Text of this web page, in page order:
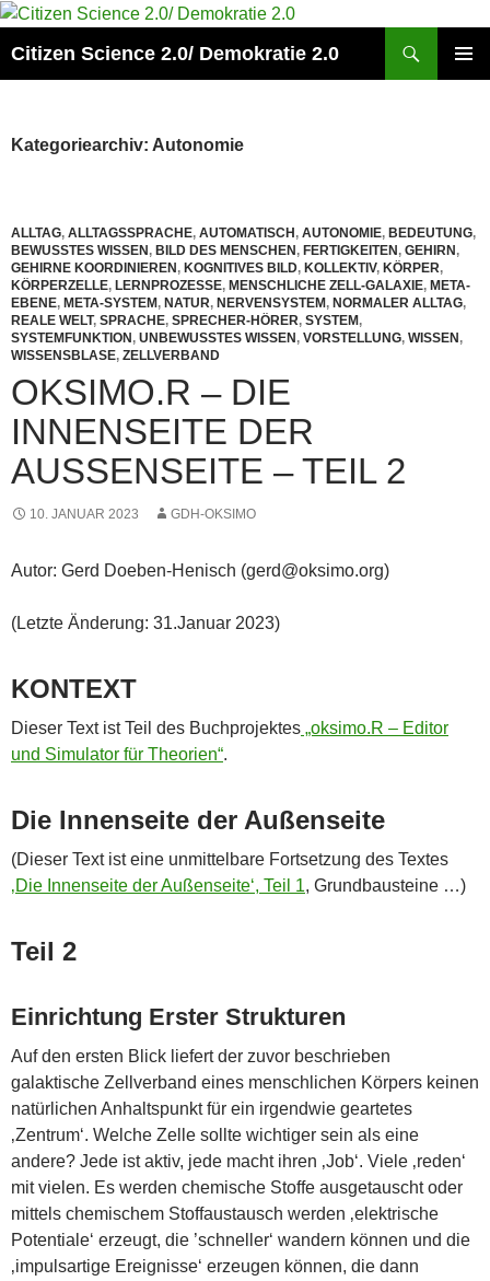
Zum
springen
Citizen Science 2.0/ Demokratie 2.0
Kategoriearchiv: Autonomie
ALLTAG, ALLTAGSSPRACHE, AUTOMATISCH, AUTONOMIE, BEDEUTUNG,
BEWUSSTES WISSEN, BILD DES MENSCHEN, FERTIGKEITEN, GEHIRN,
GEHIRNE KOORDINIEREN, KOGNITIVES BILD, KOLLEKTIV, KÖRPER,
KÖRPERZELLE, LERNPROZESSE, MENSCHLICHE ZELL-GALAXIE, META-
EBENE, META-SYSTEM, NATUR, NERVENSYSTEM, NORMALER ALLTAG,
REALE WELT, SPRACHE, SPRECHER-HÖRER, SYSTEM,
SYSTEMFUNKTION, UNBEWUSSTES WISSEN, VORSTELLUNG, WISSEN,
WISSENSBLASE, ZELLVERBAND
OKSIMO.R – DIE
INNENSEITE DER
AUSSENSEITE – TEIL 2
10. JANUAR 2023 GDH-OKSIMO
Autor: Gerd Doeben-Henisch (gerd@oksimo.org)
(Letzte Änderung: 31.Januar 2023)
KONTEXT
Dieser Text ist Teil des Buchprojektes „oksimo.R – Editor
und Simulator für Theorien“.
Die Innenseite der Außenseite
(Dieser Text ist eine unmittelbare Fortsetzung des Textes
‚Die Innenseite der Außenseite‘, Teil 1, Grundbausteine …)
Teil 2
Einrichtung Erster Strukturen
Auf den ersten Blick liefert der zuvor beschrieben
galaktische Zellverband eines menschlichen Körpers keinen
natürlichen Anhaltspunkt für ein irgendwie geartetes
‚Zentrum‘. Welche Zelle sollte wichtiger sein als eine
andere? Jede ist aktiv, jede macht ihren ‚Job‘. Viele ‚reden‘
mit vielen. Es werden chemische Stoffe ausgetauscht oder
mittels chemischem Stoffaustausch werden ‚elektrische
Potentiale‘ erzeugt, die ’schneller‘ wandern können und die
‚impulsartige Ereignisse‘ erzeugen können, die dann